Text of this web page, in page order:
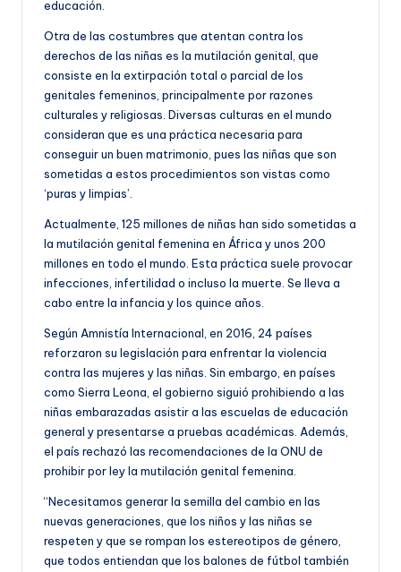
educación.
Otra de las costumbres que atentan contra los
derechos de las niñas es la mutilación genital, que
consiste en la extirpación total o parcial de los
genitales femeninos, principalmente por razones
culturales y religiosas. Diversas culturas en el mundo
consideran que es una práctica necesaria para
conseguir un buen matrimonio, pues las niñas que son
sometidas a estos procedimientos son vistas como
‘puras y limpias’.
Actualmente, 125 millones de niñas han sido sometidas a
la mutilación genital femenina en África y unos 200
millones en todo el mundo. Esta práctica suele provocar
infecciones, infertilidad o incluso la muerte. Se lleva a
cabo entre la infancia y los quince años.
Según Amnistía Internacional, en 2016, 24 países
reforzaron su legislación para enfrentar la violencia
contra las mujeres y las niñas. Sin embargo, en países
como Sierra Leona, el gobierno siguió prohibiendo a las
niñas embarazadas asistir a las escuelas de educación
general y presentarse a pruebas académicas. Además,
el país rechazó las recomendaciones de la ONU de
prohibir por ley la mutilación genital femenina.
“Necesitamos generar la semilla del cambio en las
nuevas generaciones, que los niños y las niñas se
respeten y que se rompan los estereotipos de género,
que todos entiendan que los balones de fútbol también